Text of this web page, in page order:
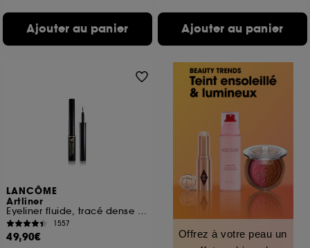
Ajouter au panier Ajouter au panier
LANCÔME
Artliner
Eyeliner fluide, tracé dense et pinceau mousse
1557
49,90€
Offrez à votre peau un